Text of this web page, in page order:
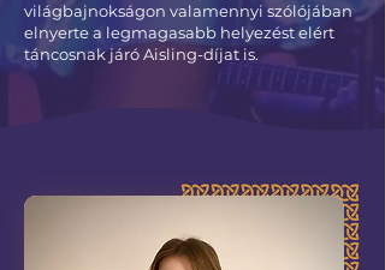
világbajnokságon valamennyi szólójában
elnyerte a legmagasabb helyezést elért
táncosnak járó Aisling-díjat is.